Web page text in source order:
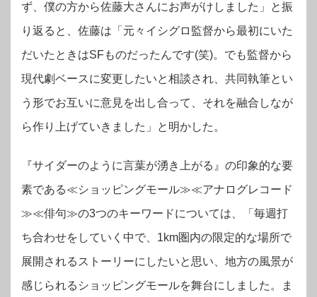
ず、僕の方から佐藤大さんにお声がけしました」と振
り返ると、 佐藤は「元々イシグロ監督から最初にいた
だいたときはSFものだったんです(笑)。でも監督から
現代劇ベースに変更したいと相談され、共同執筆とい
う形でお互いに意見を出し合って、それを融合しなが
ら作り上げていきました」と明かした。
『サイダーのように言葉が湧き上がる』の印象的な要
素である≪ショッピングモール≫≪アナログレコード
≫≪俳句≫の3つのキーワードについては、「毎週打
ち合わせをしていく中で、1km圏内の限定的な場所で
展開されるストーリーにしたいと思い、地方の風景が
感じられるショッピングモールを舞台にしました。ま